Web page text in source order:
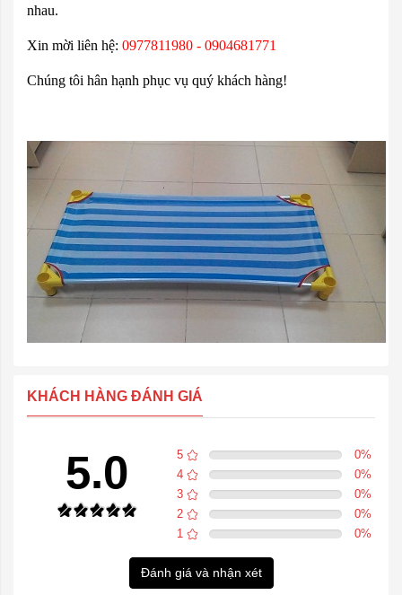
nhau.
Xin mời liên hệ: 0977811980 - 0904681771
Chúng tôi hân hạnh phục vụ quý khách hàng!
KHÁCH HÀNG ĐÁNH GIÁ
5.0 5 0%
4
0%
3
0%
2
0%
1
0%
Đánh giá và nhận xét